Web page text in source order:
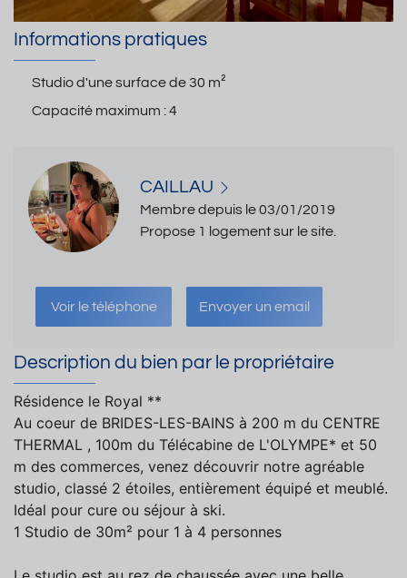
Informations pratiques
Studio d'une surface de30 m²
Capacité maximum :4
CAILLAU
Membre depuis le 03/01/2019
Propose 1 logement sur le site.
Voir le téléphone Envoyer un email
Description du bien par le propriétaire
Résidence le Royal **
Au coeur de BRIDES-LES-BAINS à 200 m du CENTRE
THERMAL , 100m du Télécabine de L'OLYMPE* et 50
m des commerces, venez découvrir notre agréable
studio, classé 2 étoiles, entièrement équipé et meublé.
Idéal pour cure ou séjour à ski.
1 Studio de 30m² pour 1 à 4 personnes